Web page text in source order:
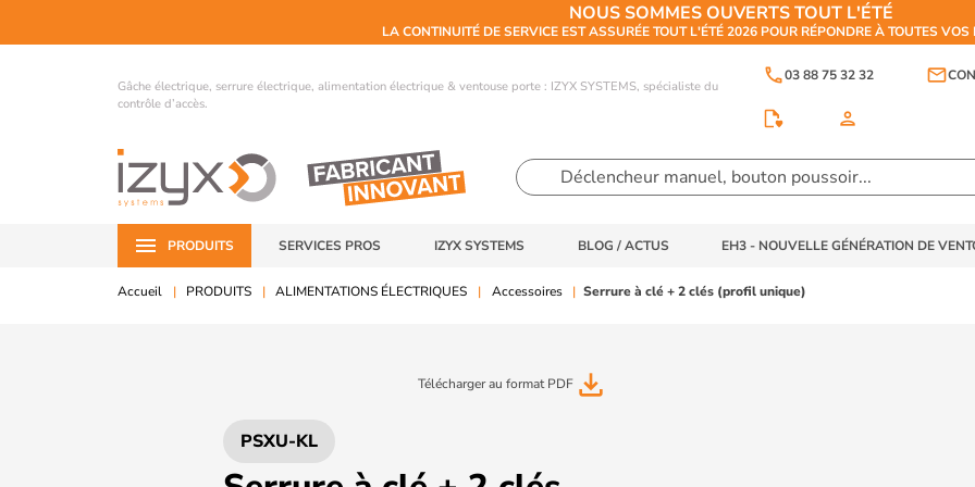
NOUS SOMMES OUVERTS TOUT L'ÉTÉ
LA CONTINUITÉ DE SERVICE EST ASSURÉE TOUT L'ÉTÉ 2026 POUR RÉPONDRE À TOUTES
Gâche électrique, serrure électrique, alimentation électrique & ventouse porte : IZYX SYSTEMS, spécialiste du
contrôle d’accès.
phone03 88 75 32 32 email
person
PRODUITS SERVICES PROS IZYX SYSTEMS BLOG / ACTUS EH3 - NOUVELLE GÉNÉRATION DE
Accueil PRODUITS ALIMENTATIONS ÉLECTRIQUES Accessoires Serrure à clé + 2 clés (profil unique)
Télécharger au format PDF file_download
PSXU-KL